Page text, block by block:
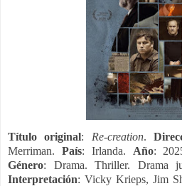
Título original: Re-creation.
Merriman. País: Irlanda. Año:
Género: Drama. Thriller. Drama
Interpretación: Vicky Krieps, Jim